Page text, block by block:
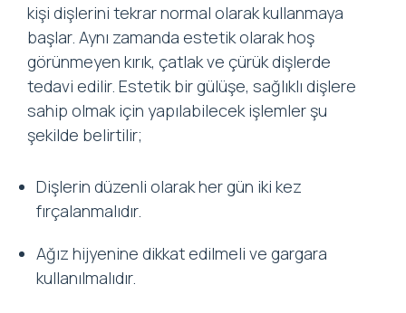
kişi dişlerini tekrar normal olarak kullanmaya
başlar. Aynı zamanda estetik olarak hoş
görünmeyen kırık, çatlak ve çürük dişlerde
tedavi edilir. Estetik bir gülüşe, sağlıklı dişlere
sahip olmak için yapılabilecek işlemler şu
şekilde belirtilir;
Dişlerin düzenli olarak her gün iki kez
fırçalanmalıdır.
Ağız hijyenine dikkat edilmeli ve gargara
kullanılmalıdır.